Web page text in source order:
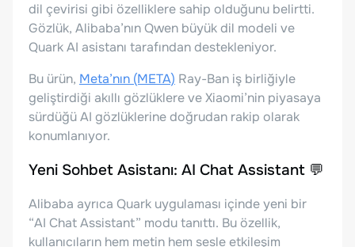
dil çevirisi gibi özelliklere sahip olduğunu belirtti.
Gözlük, Alibaba’nın Qwen büyük dil modeli ve
Quark AI asistanı tarafından destekleniyor.
Bu ürün, Meta’nın (META) Ray-Ban iş birliğiyle
geliştirdiği akıllı gözlüklere ve Xiaomi’nin piyasaya
sürdüğü AI gözlüklerine doğrudan rakip olarak
konumlanıyor.
Yeni Sohbet Asistanı: AI Chat Assistant 💬
Alibaba ayrıca Quark uygulaması içinde yeni bir
“AI Chat Assistant” modu tanıttı. Bu özellik,
kullanıcıların hem metin hem sesle etkileşim